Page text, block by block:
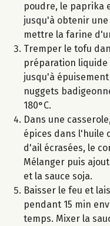
poudre, le paprika
jusqu'à obtenir
mettre la farine
Tremper le tofu
préparation liquide
jusqu'à
nuggets
180°C.
Dans une
épices dans l'huile
d'ail écrasées, le
Mélanger puis
et la sauce soja.
Baisser le feu et
pendant 15 min
temps. Mixer la